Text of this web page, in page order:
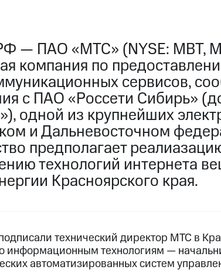
— ПАО «МТС» (NYSE: MBT,
компания по
сервисов,
с ПАО «Россети Сибирь»
одной из крупнейших
и Дальневосточном
предполагает
технологий интернета
Красноярского края.
технический директор МТС в
информационным технологиям —
автоматизированных систем